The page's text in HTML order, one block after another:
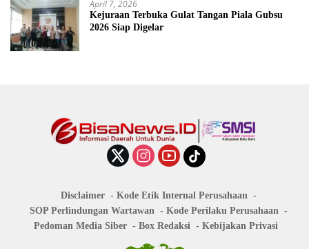
April 7, 2026
Kejuraan Terbuka Gulat Tangan Piala Gubsu
2026 Siap Digelar
Disclaimer
Kode Etik Internal Perusahaan
SOP Perlindungan Wartawan
Kode Perilaku Perusahaan
Pedoman Media Siber
Box Redaksi Kebijakan Privasi